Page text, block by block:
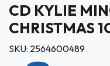
CD KYLIE
CHRISTMAS
SKU: 2564600489